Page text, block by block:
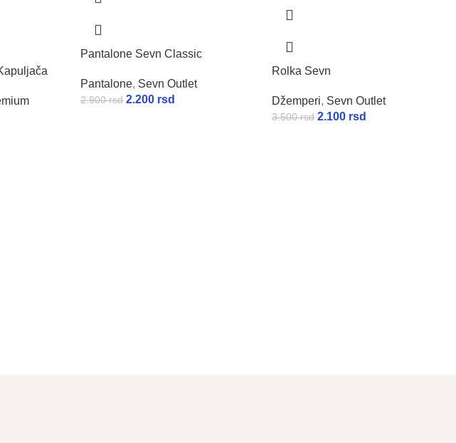
Pantalone Sevn Classic
Pantalone, Sevn Outlet
2.900rsd 2.200 rsd
Rolka Sevn
Džemperi, Sevn Outlet
3.500rsd 2.100 rsd